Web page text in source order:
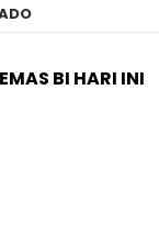
BI HARI INI